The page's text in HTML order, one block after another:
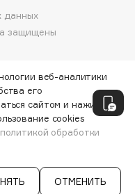
защищены
данных
веб-аналитики
его
сайтом и нажимая
cookies
обработки
ОТМЕНИТЬ